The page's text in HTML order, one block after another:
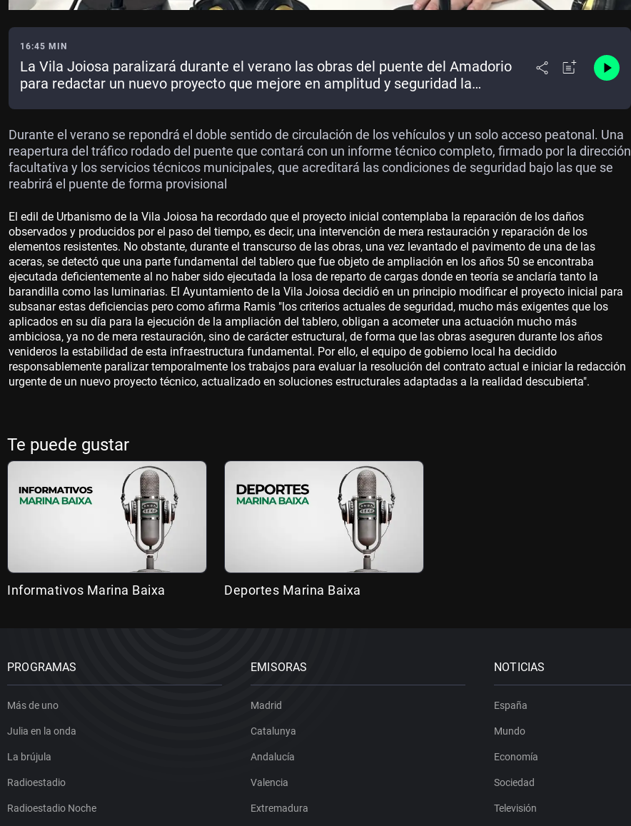
16:45 MIN
La Vila Joiosa paralizará durante el verano las obras del puente del Amadorio
para redactar un nuevo proyecto que mejore en amplitud y seguridad la
Durante el verano se repondrá el doble sentido de circulación de los vehículos y un solo acceso peatonal. Una
reapertura del tráfico rodado del puente que contará con un informe técnico completo, firmado por la dirección
facultativa y los servicios técnicos municipales, que acreditará las condiciones de seguridad bajo las que se
reabrirá el puente de forma provisional
El edil de Urbanismo de la Vila Joiosa ha recordado que el proyecto inicial contemplaba la reparación de los daños
observados y producidos por el paso del tiempo, es decir, una intervención de mera restauración y reparación de los
elementos resistentes. No obstante, durante el transcurso de las obras, una vez levantado el pavimento de una de las
aceras, se detectó que una parte fundamental del tablero que fue objeto de ampliación en los años 50 se encontraba
ejecutada deficientemente al no haber sido ejecutada la losa de reparto de cargas donde en teoría se anclaría tanto la
barandilla como las luminarias. El Ayuntamiento de la Vila Joiosa decidió en un principio modificar el proyecto inicial para
subsanar estas deficiencias pero como afirma Ramis "los criterios actuales de seguridad, mucho más exigentes que los
aplicados en su día para la ejecución de la ampliación del tablero, obligan a acometer una actuación mucho más
ambiciosa, ya no de mera restauración, sino de carácter estructural, de forma que las obras aseguren durante los años
venideros la estabilidad de esta infraestructura fundamental. Por ello, el equipo de gobierno local ha decidido
responsablemente paralizar temporalmente los trabajos para evaluar la resolución del contrato actual e iniciar la redacción
urgente de un nuevo proyecto técnico, actualizado en soluciones estructurales adaptadas a la realidad descubierta".
Te puede gustar
Informativos Marina Baixa Deportes Marina Baixa
PROGRAMAS
Más de uno
Julia en la onda
La brújula
Radioestadio
Radioestadio Noche
EMISORAS
Madrid
Catalunya
Andalucía
Valencia
Extremadura
NOTICIAS
España
Mundo
Economía
Sociedad
Televisión